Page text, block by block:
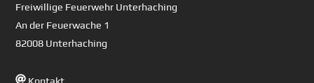
Freiwillige Feuerwehr Unterhaching
An der Feuerwache 1
82008 Unterhaching
Kontakt